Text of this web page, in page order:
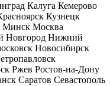
Калуга Кемерово
Кузнецк
Минск Москва
Новгород Нижний
Новосибирск
Ржев Ростов-на-Дону
Саратов Севастополь